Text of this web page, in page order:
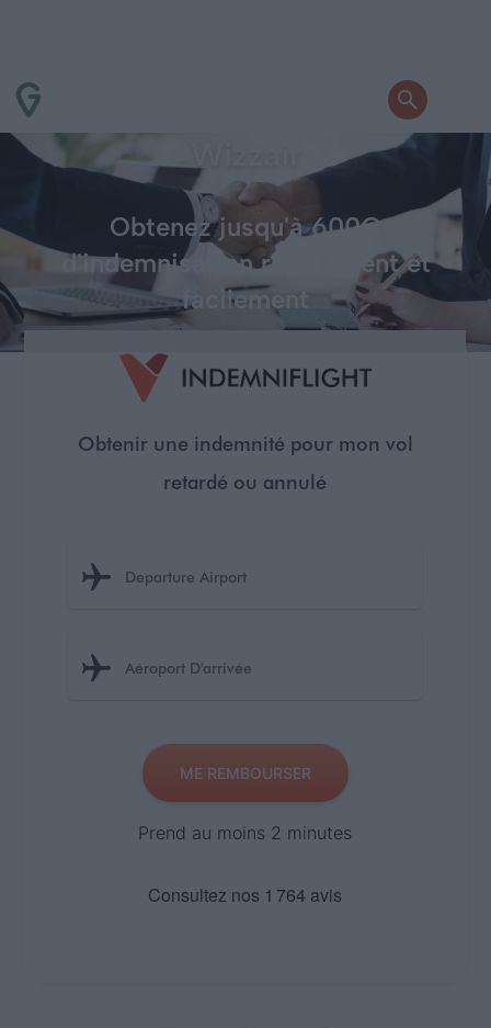
Indemnisations pour les vols
Obtenez jusqu'à 600€
d'indemnisation rapidement et
facilement